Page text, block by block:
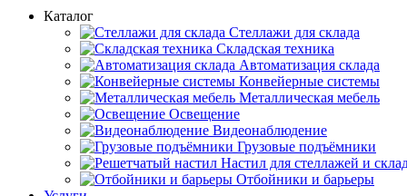
Каталог
Cтеллажи для склада
Складская техника
Автоматизация склада
Конвейерные системы
Металлическая мебель
Освещение
Видеонаблюдение
Грузовые подъёмники
Настил для стеллажей и
Отбойники и барьеры